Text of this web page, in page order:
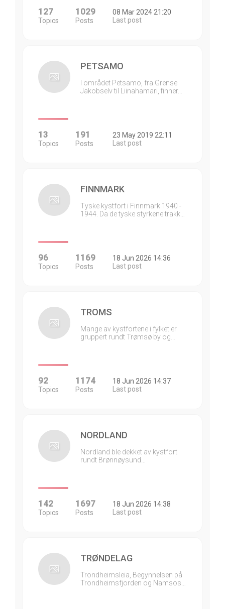
127
Topics
1029
Posts
08 Mar 2024 21:20
Last post
PETSAMO
I området Petsamo, fra Grense
Jakobselv til Liinahamari, finner…
13
Topics
191
Posts
23 May 2019 22:11
Last post
FINNMARK
Tyske kystfort i Finnmark 1940 -
1944. Da de tyske styrkene trakk…
96
Topics
1169
Posts
18 Jun 2026 14:36
Last post
TROMS
Mange av kystfortene i fylket er
gruppert rundt Trømsø by og…
92
Topics
1174
Posts
18 Jun 2026 14:37
Last post
NORDLAND
Nordland ble dekket av kystfort
rundt Brønnøysund…
142
Topics
1697
Posts
18 Jun 2026 14:38
Last post
TRØNDELAG
Trondheimsleia, Begynnelsen på
Trondheimsfjorden og Namsos…